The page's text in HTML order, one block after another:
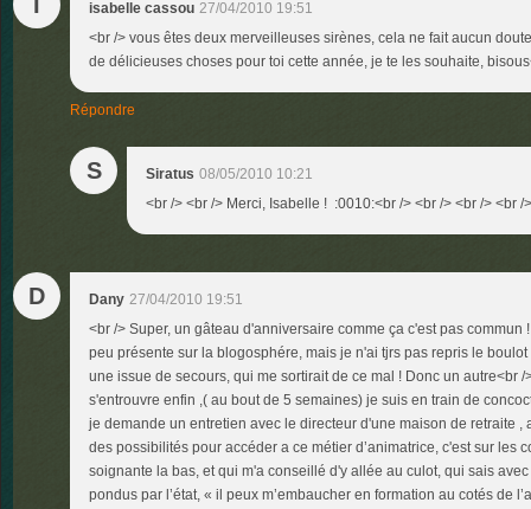
isabelle cassou 27/04/2010 19:51
<br /> vous êtes deux merveilleuses sirènes, cela ne fait aucun
de délicieuses choses pour toi cette année, je te les souhaite,
Répondre
S Siratus 08/05/2010 10:21
<br /> <br /> Merci, Isabelle ! :0010:<br /> <br /> <br /> <br />
D Dany 27/04/2010 19:51
<br /> Super, un gâteau d'anniversaire comme ça c'est pas commun
peu présente sur la blogosphére, mais je n'ai tjrs pas repris le
une issue de secours, qui me sortirait de ce mal ! Donc un autre<br /
s'entrouvre enfin ,( au bout de 5 semaines) je suis en train de
je demande un entretien avec le directeur d'une maison de retraite ,
des possibilités pour accéder a ce métier d’animatrice, c'est sur les
soignante la bas, et qui m'a conseillé d'y allée au culot, qui sais
pondus par l’état, « il peux m’embaucher en formation au cotés de